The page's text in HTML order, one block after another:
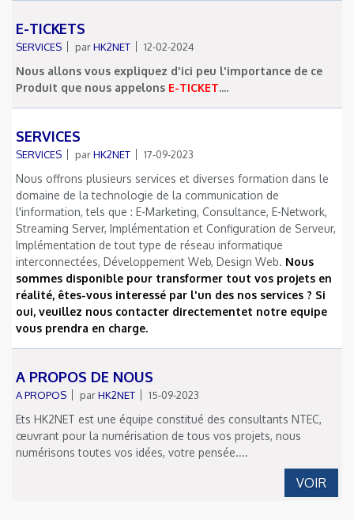
E-TICKETS
SERVICES parHK2NET 12-02-2024
Nous allons vous expliquez d'ici peu l'importance de ce
Produit que nous appelons E-TICKET....
SERVICES
SERVICES parHK2NET 17-09-2023
Nous offrons plusieurs services et diverses formation dans le
domaine de la technologie de la communication de
l'information, tels que : E-Marketing, Consultance, E-Network,
Streaming Server, Implémentation et Configuration de Serveur,
Implémentation de tout type de réseau informatique
interconnectées, Développement Web, Design Web. Nous
sommes disponible pour transformer tout vos projets en
réalité, êtes-vous interessé par l'un des nos services ? Si
oui, veuillez nous contacter directementet notre equipe
vous prendra en charge.
A PROPOS DE NOUS
A PROPOS parHK2NET 15-09-2023
Ets HK2NET est une équipe constitué des consultants NTEC,
œuvrant pour la numérisation de tous vos projets, nous
numérisons toutes vos idées, votre pensée....
VOIR